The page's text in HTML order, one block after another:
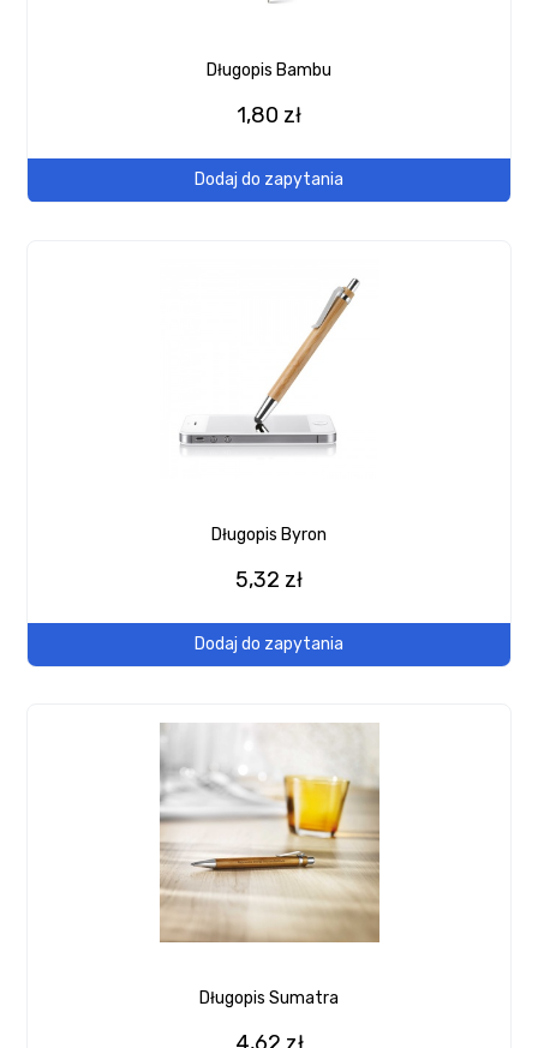
Długopis Bambu
1,80 zł
Dodaj do zapytania
Długopis Byron
5,32 zł
Dodaj do zapytania
Długopis Sumatra